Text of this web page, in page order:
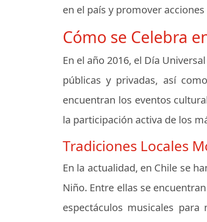
en el país y promover
Cómo se Celebra
En el año 2016, el Día
públicas y privadas, así
encuentran los eventos
la participación activa de los
Tradiciones Locales
En la actualidad, en Chile se
Niño. Entre ellas se
espectáculos musicales